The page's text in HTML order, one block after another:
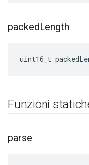
packedLength
uint16_t
Funzioni
parse